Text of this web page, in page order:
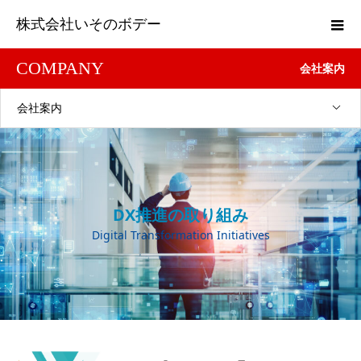
株式会社いそのボデー
COMPANY 会社案内
会社案内
DX推進の取り組み
Digital Transformation Initiatives